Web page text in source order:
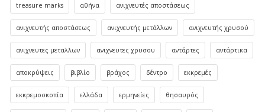
treasure marks αθήνα ανιχνευτές αποστάσεως
ανιχνευτής αποστάσεως ανιχνευτής μετάλλων ανιχνευτής χρυσού
ανιχνευτες μεταλλων ανιχνευτες χρυσου αντάρτες αντάρτικα
αποκρύψεις βιβλίο βράχος δέντρο εκκρεμές
εκκρεμοσκοπία ελλάδα ερμηνείες θησαυρός